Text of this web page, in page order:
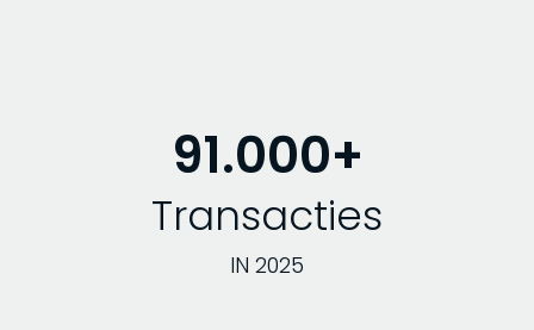
91.000+
Transacties
IN 2025